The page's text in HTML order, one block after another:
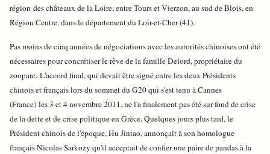
région des châteaux de la Loire, entre Tours et Vierzon, au sud de Blois, en
Région Centre, dans le département du Loir-et-Cher (41).
Pas moins de cinq années de négociations avec les autorités chinoises ont été
nécessaires pour concrétiser le rêve de la famille Delord, propriétaire du
zooparc. L'accord final, qui devait être signé entre les deux Présidents
chinois et français lors du sommet du G20 qui s'est tenu à Cannes
(France) les 3 et 4 novembre 2011, ne l'a finalement pas été sur fond de crise
de la dette et de crise politique en Grèce. Quelques jours plus tard, le
Président chinois de l'époque, Hu Jintao, annonçait à son homologue
français Nicolas Sarkozy qu'il acceptait de confier une paire de pandas à la